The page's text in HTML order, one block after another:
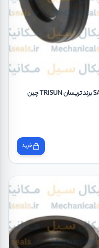
سیل مکانیکی فیبر و فنر نافی سایر SAER 301 برند تریسان TRISUN چین
خرید